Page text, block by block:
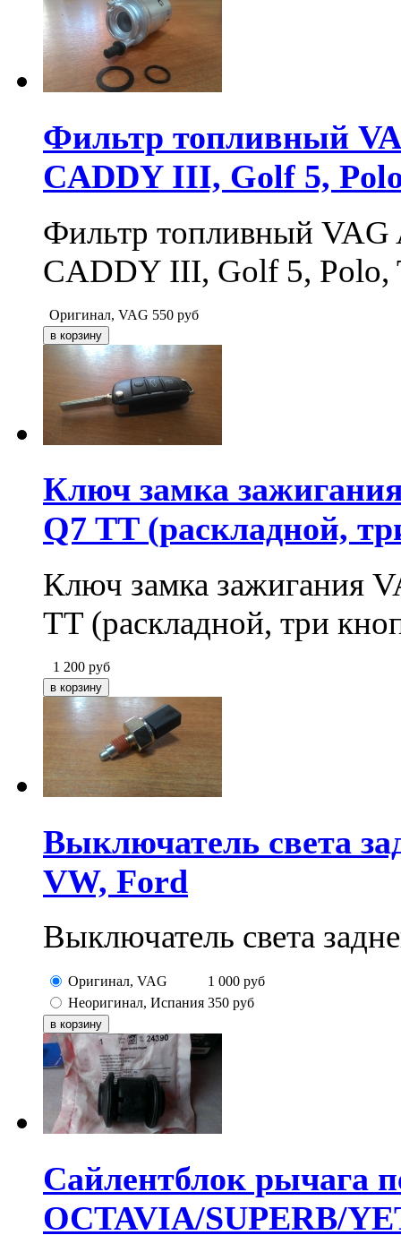
Фильтр топливный
CADDY III, Golf 5,
Фильтр топливный VAG
CADDY III, Golf 5, Polo,
Оригинал, VAG 550 руб
Ключ замка
Q7 TT (раскладной,
Ключ замка зажигания
TT (раскладной, три
1 200 руб
Выключатель света
VW, Ford
Выключатель света
Оригинал, VAG 1 000 руб
Неоригинал, Испания 350 руб
Сайлентблок рычага
OCTAVIA/SUPERB/